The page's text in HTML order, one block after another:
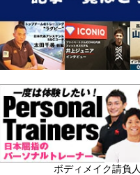
ボディメイク請負人